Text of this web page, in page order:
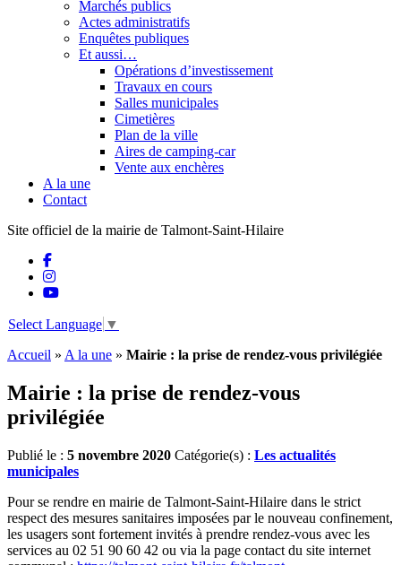
Marchés publics
Actes administratifs
Enquêtes publiques
Et aussi…
Opérations d’investissement
Travaux en cours
Salles municipales
Cimetières
Plan de la ville
Aires de camping-car
Vente aux enchères
A la une
Contact
Site officiel de la mairie de Talmont-Saint-Hilaire
Select Language ▼
Accueil » A la une » Mairie : la prise de rendez-vous privilégiée
Mairie : la prise de rendez-vous
privilégiée
Publié le : 5 novembre 2020 Catégorie(s) : Les actualités
municipales
Pour se rendre en mairie de Talmont-Saint-Hilaire dans le strict
respect des mesures sanitaires imposées par le nouveau confinement,
les usagers sont fortement invités à prendre rendez-vous avec les
services au 02 51 90 60 42 ou via la page contact du site internet